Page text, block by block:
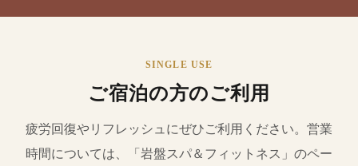
SINGLE USE
ご宿泊の方のご利用
疲労回復やリフレッシュにぜひご利用ください。営業
時間については、「岩盤スパ＆フィットネス」のペー